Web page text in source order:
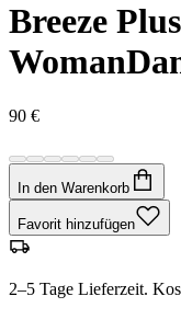
Breeze
Woman
90 €
In den Warenkorb
Favorit hinzufügen
2–5 Tage Lieferzeit.